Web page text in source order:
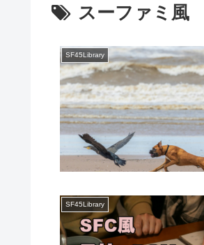
スーファミ風
SF45Library
SF45Library